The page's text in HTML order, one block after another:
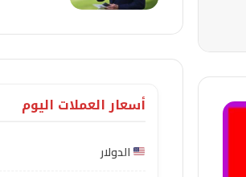
أسعار العملات اليوم
الدولار